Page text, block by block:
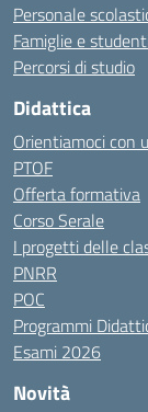
Personale
Famiglie e studenti
Percorsi di studio
Didattica
Orientiamoci con
PTOF
Offerta formativa
Corso Serale
I progetti delle
PNRR
POC
Programmi
Esami 2026
Novità